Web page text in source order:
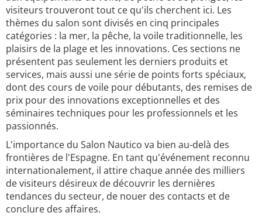
visiteurs trouveront tout ce qu'ils cherchent ici. Les
thèmes du salon sont divisés en cinq principales
catégories : la mer, la pêche, la voile traditionnelle, les
plaisirs de la plage et les innovations. Ces sections ne
présentent pas seulement les derniers produits et
services, mais aussi une série de points forts spéciaux,
dont des cours de voile pour débutants, des remises de
prix pour des innovations exceptionnelles et des
séminaires techniques pour les professionnels et les
passionnés.
L'importance du Salon Nautico va bien au-delà des
frontières de l'Espagne. En tant qu'événement reconnu
internationalement, il attire chaque année des milliers
de visiteurs désireux de découvrir les dernières
tendances du secteur, de nouer des contacts et de
conclure des affaires.